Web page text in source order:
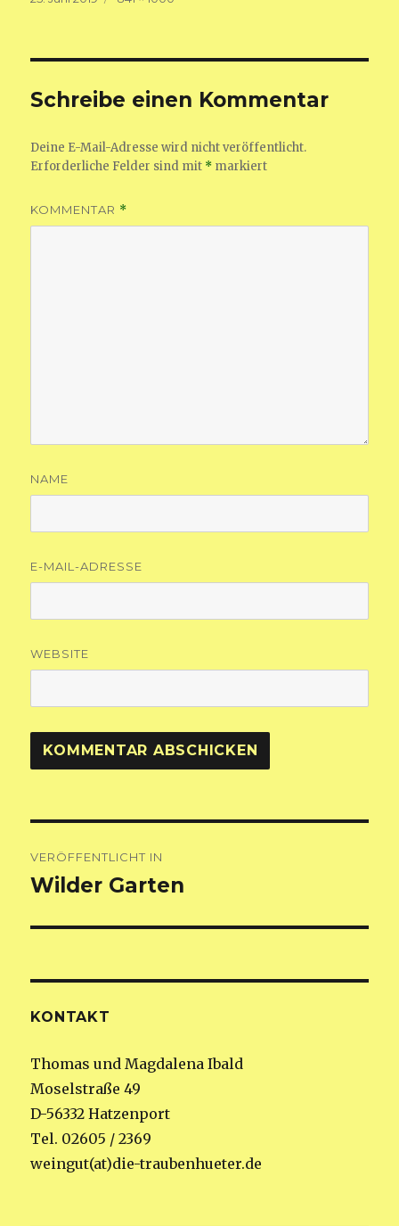
Schreibe einen Kommentar
Deine E-Mail-Adresse wird nicht veröffentlicht.
Erforderliche Felder sind mit * markiert
KOMMENTAR *
NAME
E-MAIL-ADRESSE
WEBSITE
VERÖFFENTLICHT IN
Wilder Garten
KONTAKT
Thomas und Magdalena Ibald
Moselstraße 49
D-56332 Hatzenport
Tel. 02605 / 2369
weingut(at)die-traubenhueter.de